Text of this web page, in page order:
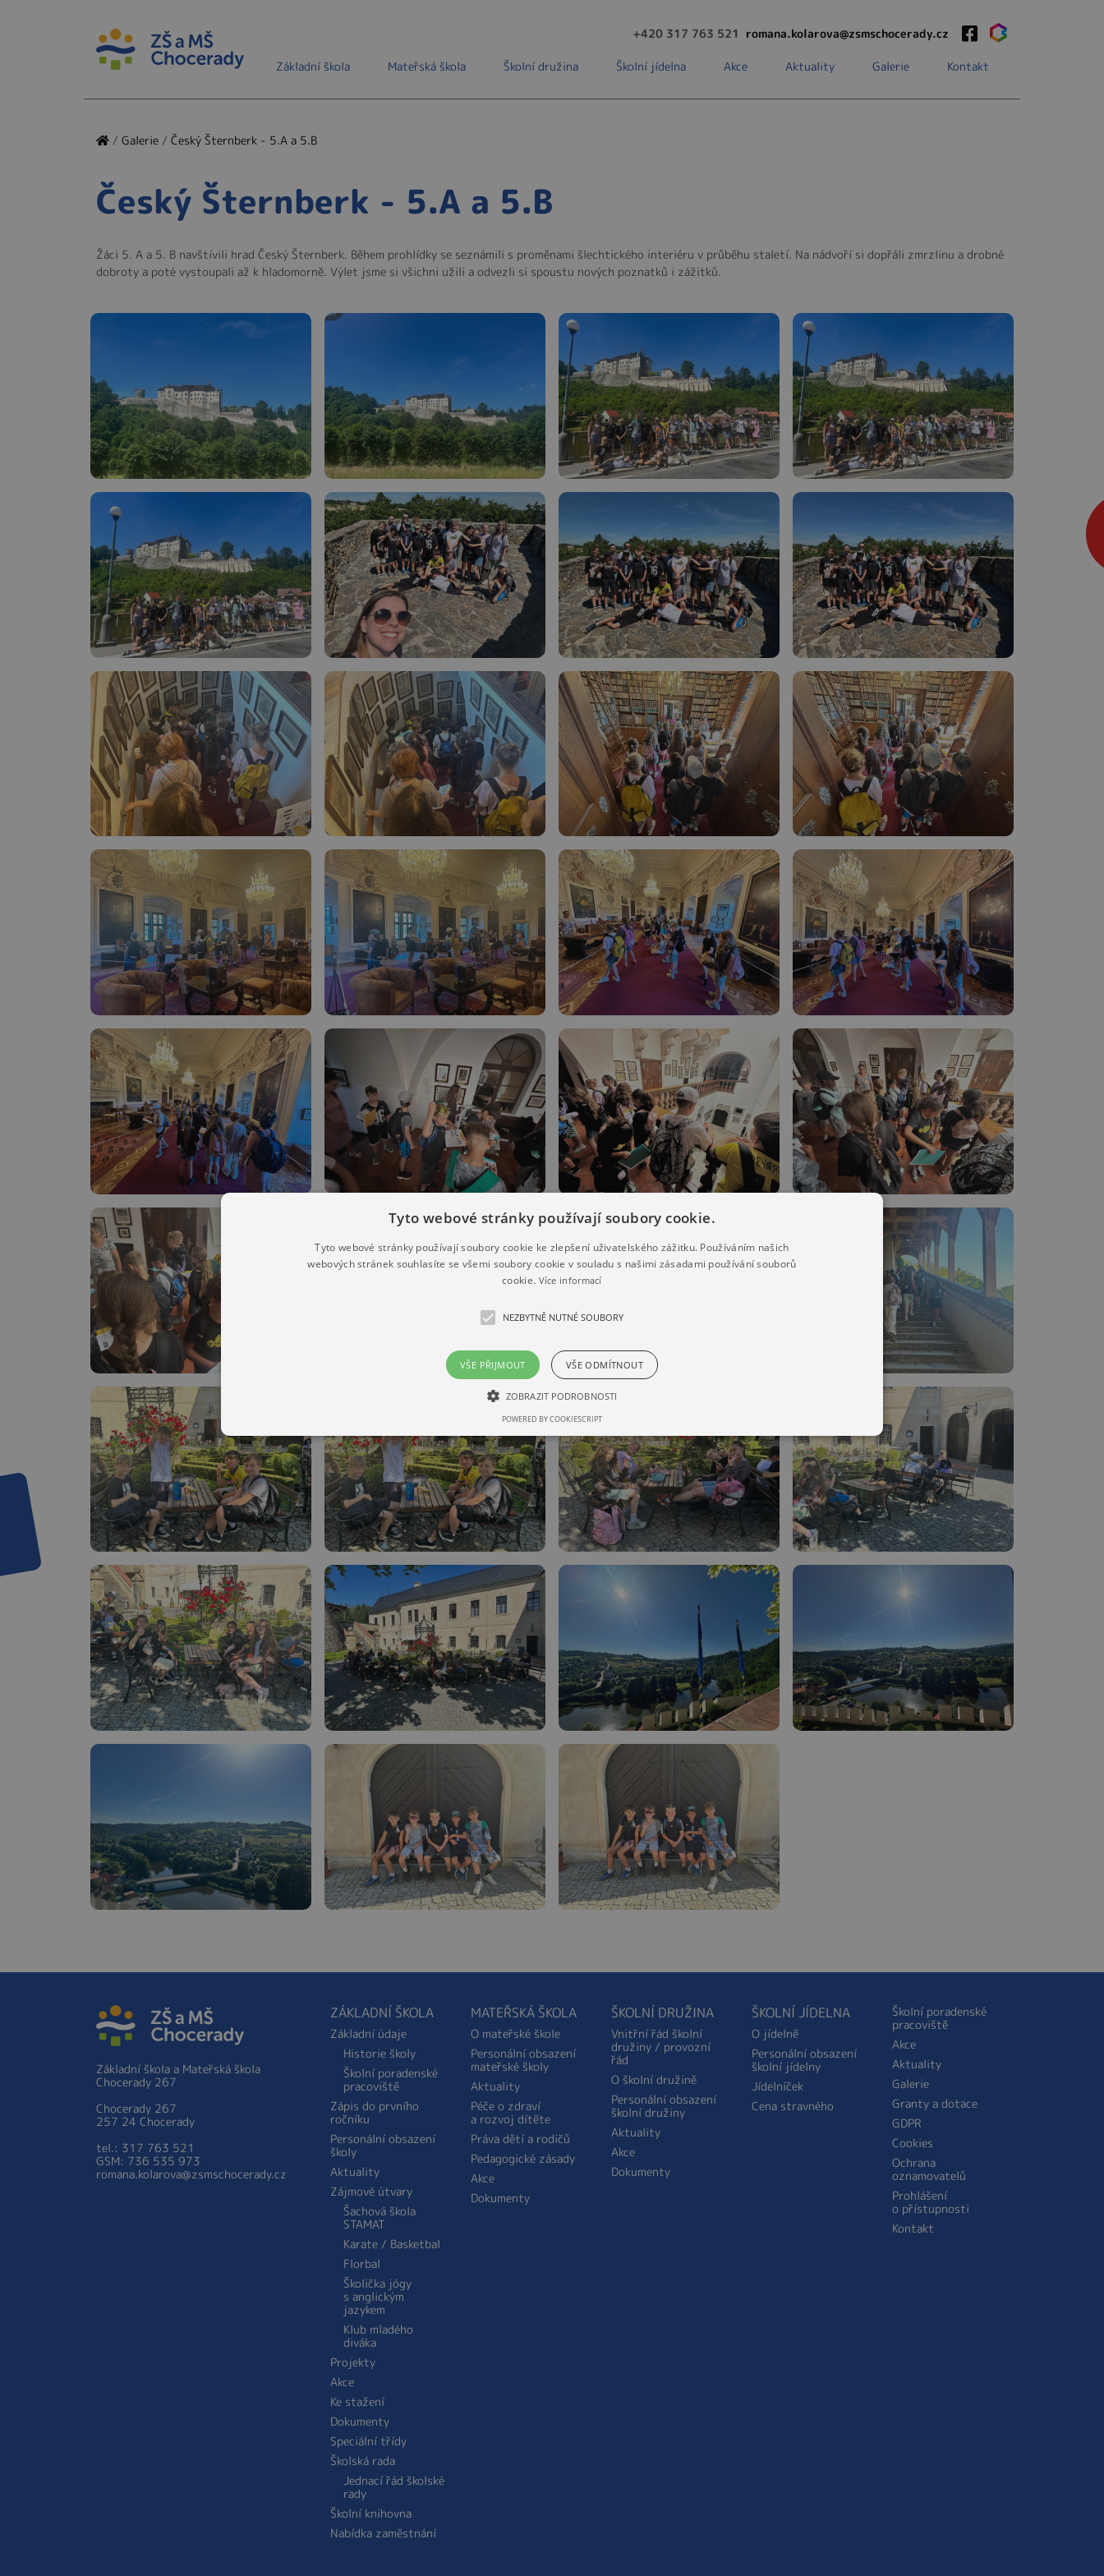
+420 317 763 521 romana.kolarova@zsmschocerady.cz
Základní škola Mateřská škola Školní družina Školní jídelna Akce Aktuality Galerie Kontakt
/ Galerie / Český Šternberk - 5.A a 5.B
Český Šternberk - 5.A a 5.B
Žáci 5. A a 5. B navštívili hrad Český Šternberk. Během prohlídky se seznámili s proměnami šlechtického interiéru v průběhu staletí. Na nádvoří si dopřáli zmrzlinu a drobné
dobroty a poté vystoupali až k hladomorně. Výlet jsme si všichni užili a odvezli si spoustu nových poznatků i zážitků.
Základní škola a Mateřská škola
Chocerady 267
Chocerady 267
257 24 Chocerady
tel.: 317 763 521
GSM: 736 535 973
romana.kolarova@zsmschocerady.cz
ZÁKLADNÍ ŠKOLA
Základní údaje
Historie školy
Školní poradenské
pracoviště
Zápis do prvního
ročníku
Personální obsazení
školy
Aktuality
Zájmové útvary
Šachová škola
STAMAT
Karate / Basketbal
Florbal
Školička jógy
s anglickým
jazykem
Klub mladého
diváka
Projekty
Akce
Ke stažení
Dokumenty
Speciální třídy
Školská rada
Jednací řád školské
rady
Školní knihovna
Nabídka zaměstnání
MATEŘSKÁ ŠKOLA
O mateřské škole
Personální obsazení
mateřské školy
Aktuality
Péče o zdraví
a rozvoj dítěte
Práva dětí a rodičů
Pedagogické zásady
Akce
Dokumenty
ŠKOLNÍ DRUŽINA
Vnitřní řád školní
družiny / provozní
řád
O školní družině
Personální obsazení
školní družiny
Aktuality
Akce
Dokumenty
ŠKOLNÍ JÍDELNA
O jídelně
Personální obsazení
školní jídelny
Jídelníček
Cena stravného
Školní poradenské
pracoviště
Akce
Aktuality
Galerie
Granty a dotace
GDPR
Cookies
Ochrana
oznamovatelů
Prohlášení
o přístupnosti
Kontakt
Tyto webové stránky používají soubory cookie.
Tyto webové stránky používají soubory cookie ke zlepšení uživatelského zážitku. Používáním našich
webových stránek souhlasíte se všemi soubory cookie v souladu s našimi zásadami používání souborů
cookie. Více informací
NEZBYTNĚ NUTNÉ SOUBORY
VŠE PŘIJMOUT VŠE ODMÍTNOUT
ZOBRAZIT PODROBNOSTI
POWERED BY COOKIESCRIPT